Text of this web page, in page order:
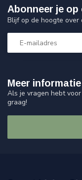
Meer informatie
Als je vragen hebt
graag!
Abonneer je
Blijf op de hoogte